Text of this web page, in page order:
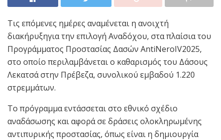
Τις επόμενες ημέρες αναμένεται η ανοιχτή
διακήρυξηγια την επιλογή Αναδόχου, στα πλαίσια του
Προγράμματος Προστασίας Δασών AntiNeroIV2025,
στο οποίο περιλαμβάνεται ο καθαρισμός του Δάσους
Λεκατσά στην Πρέβεζα, συνολικού εμβαδού 1.220
στρεμμάτων.
Το πρόγραμμα εντάσσεται στο εθνικό σχέδιο
αναδάσωσης και αφορά σε δράσεις ολοκληρωμένης
αντιπυρικής προστασίας, όπως είναι η δημιουργία